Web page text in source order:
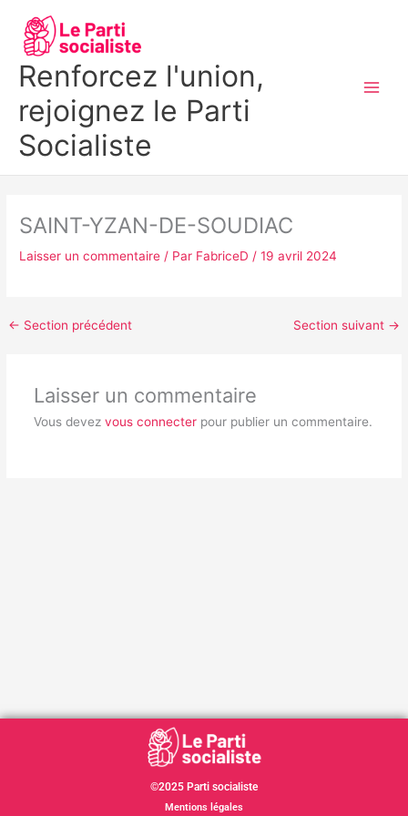
contenu
Renforcez l'union,
rejoignez le Parti
Socialiste
SAINT-YZAN-DE-SOUDIAC
Laisser un commentaire / Par FabriceD/19 avril 2024
← Section précédent Section suivant →
Laisser un commentaire
Vous devez vous connecterpour publier un commentaire.
©2025 Parti socialiste
Mentions légales